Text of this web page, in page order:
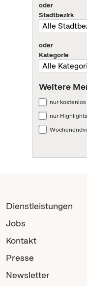
oder
Stadtbezirk
oder
Kategorie
Weitere
nur kostenlos
nur Highlights
Dienstleistungen
Jobs
Kontakt
Presse
Newsletter